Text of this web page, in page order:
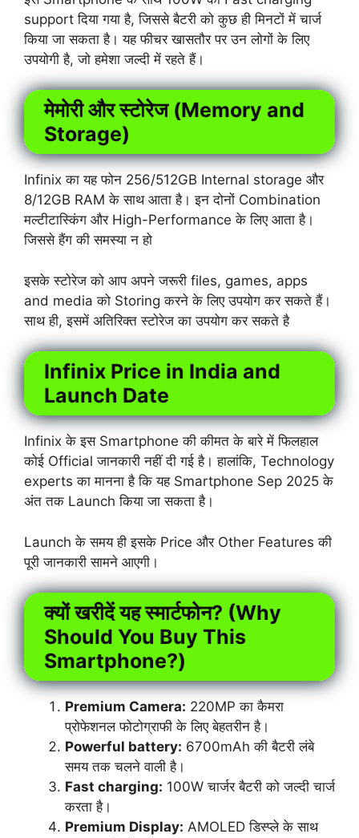
support दिया गया है, जिससे बैटरी को कुछ ही मिनटों में चार्ज
किया जा सकता है। यह फीचर खासतौर पर उन लोगों के लिए
उपयोगी है, जो हमेशा जल्दी में रहते हैं।
मेमोरी और स्टोरेज (Memory and
Storage)
Infinix का यह फोन 256/512GB Internal storage और
8/12GB RAM के साथ आता है। इन दोनों Combination
मल्टीटास्किंग और High-Performance के लिए आता है।
जिससे हैंग की समस्या न हो
इसके स्टोरेज को आप अपने जरूरी files, games, apps
and media को Storing करने के लिए उपयोग कर सकते हैं।
साथ ही, इसमें अतिरिक्त स्टोरेज का उपयोग कर सकते है
Infinix Price in India and
Launch Date
Infinix के इस Smartphone की कीमत के बारे में फिलहाल
कोई Official जानकारी नहीं दी गई है। हालांकि, Technology
experts का मानना है कि यह Smartphone Sep 2025 के
अंत तक Launch किया जा सकता है।
Launch के समय ही इसके Price और Other Features की
पूरी जानकारी सामने आएगी।
क्यों खरीदें यह स्मार्टफोन? (Why
Should You Buy This
Smartphone?)
Premium Camera: 220MP का कैमरा
प्रोफेशनल फोटोग्राफी के लिए बेहतरीन है।
Powerful battery: 6700mAh की बैटरी लंबे
समय तक चलने वाली है।
Fast charging: 100W चार्जर बैटरी को जल्दी चार्ज
करता है।
Premium Display: AMOLED डिस्प्ले के साथ